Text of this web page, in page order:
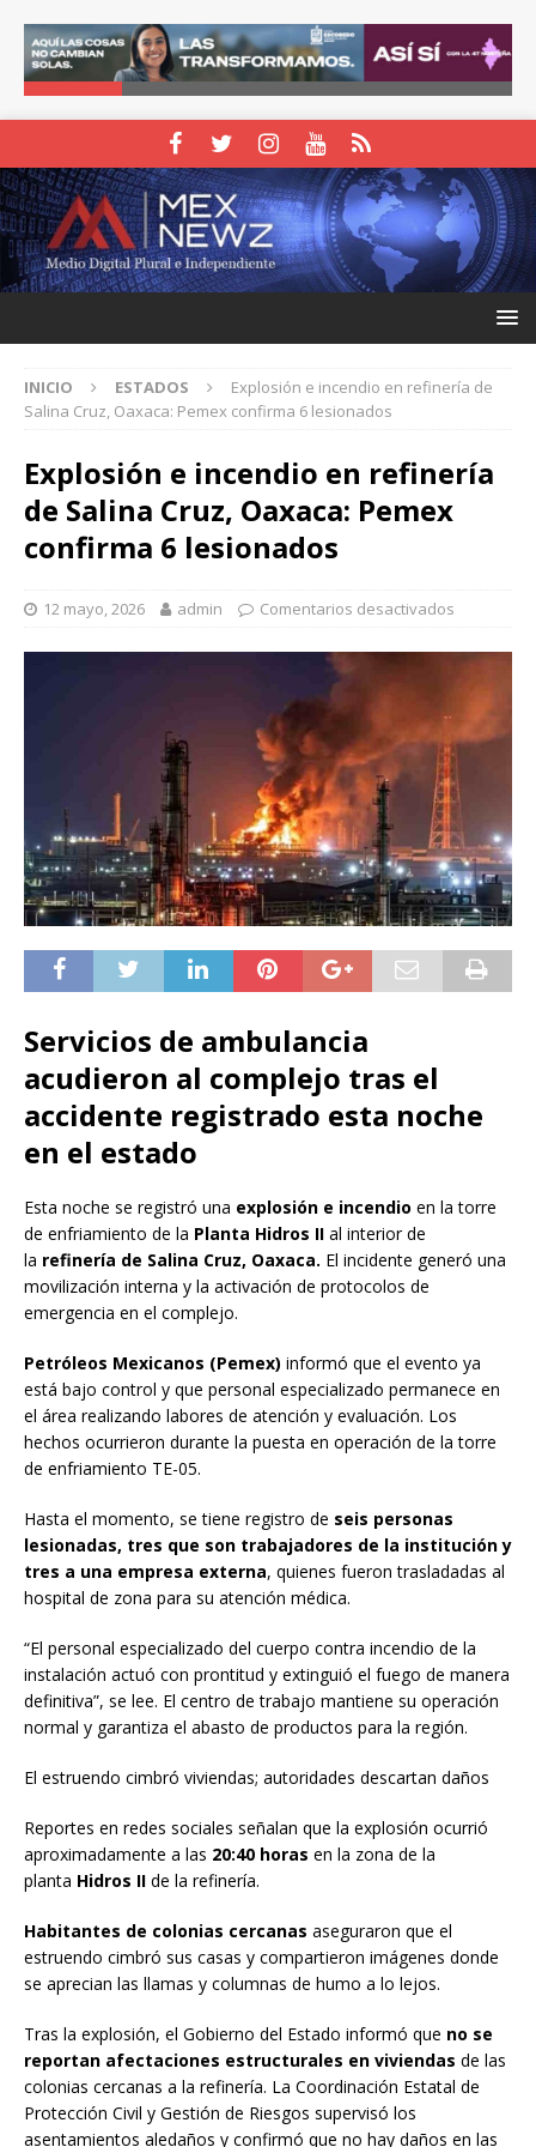
INICIO ESTADOS
Explosión e incendio en refinería de
Salina Cruz, Oaxaca: Pemex confirma 6 lesionados
Explosión e incendio en refinería
de Salina Cruz, Oaxaca: Pemex
confirma 6 lesionados
12 mayo, 2026 admin Comentarios desactivados
Servicios de ambulancia
acudieron al complejo tras el
accidente registrado esta noche
en el estado
Esta noche se registró una explosión e incendio en la torre
de enfriamiento de la Planta Hidros II al interior de
la refinería de Salina Cruz, Oaxaca. El incidente generó una
movilización interna y la activación de protocolos de
emergencia en el complejo.
Petróleos Mexicanos (Pemex) informó que el evento ya
está bajo control y que personal especializado permanece en
el área realizando labores de atención y evaluación. Los
hechos ocurrieron durante la puesta en operación de la torre
de enfriamiento TE-05.
Hasta el momento, se tiene registro de seis personas
lesionadas, tres que son trabajadores de la institución y
tres a una empresa externa, quienes fueron trasladadas al
hospital de zona para su atención médica.
“El personal especializado del cuerpo contra incendio de la
instalación actuó con prontitud y extinguió el fuego de manera
definitiva”, se lee. El centro de trabajo mantiene su operación
normal y garantiza el abasto de productos para la región.
El estruendo cimbró viviendas; autoridades descartan daños
Reportes en redes sociales señalan que la explosión ocurrió
aproximadamente a las 20:40 horas en la zona de la
planta Hidros II de la refinería.
Habitantes de colonias cercanas aseguraron que el
estruendo cimbró sus casas y compartieron imágenes donde
se aprecian las llamas y columnas de humo a lo lejos.
Tras la explosión, el Gobierno del Estado informó que no se
reportan afectaciones estructurales en viviendas de las
colonias cercanas a la refinería. La Coordinación Estatal de
Protección Civil y Gestión de Riesgos supervisó los
asentamientos aledaños y confirmó que no hay daños en las